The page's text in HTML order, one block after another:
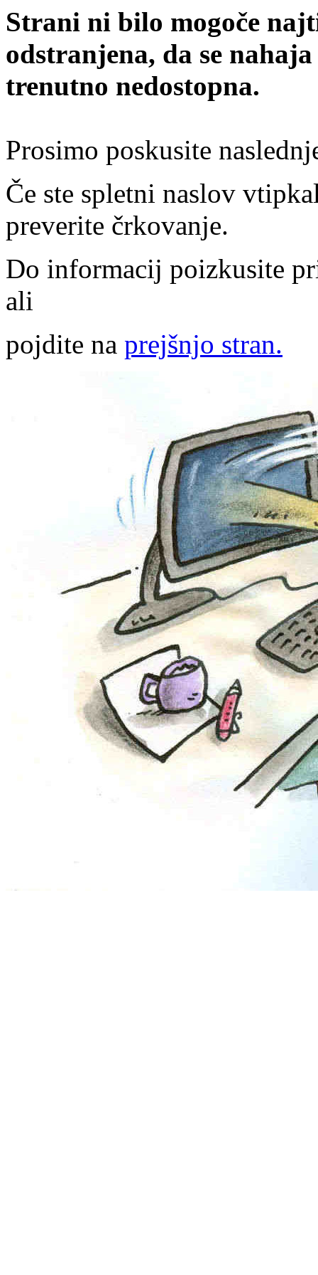
Strani ni bilo mogoče
odstranjena, da se
trenutno nedostopna.
Prosimo poskusite
Če ste spletni naslov
preverite črkovanje.
Do informacij poizkusite
ali
pojdite na prejšnjo stran.